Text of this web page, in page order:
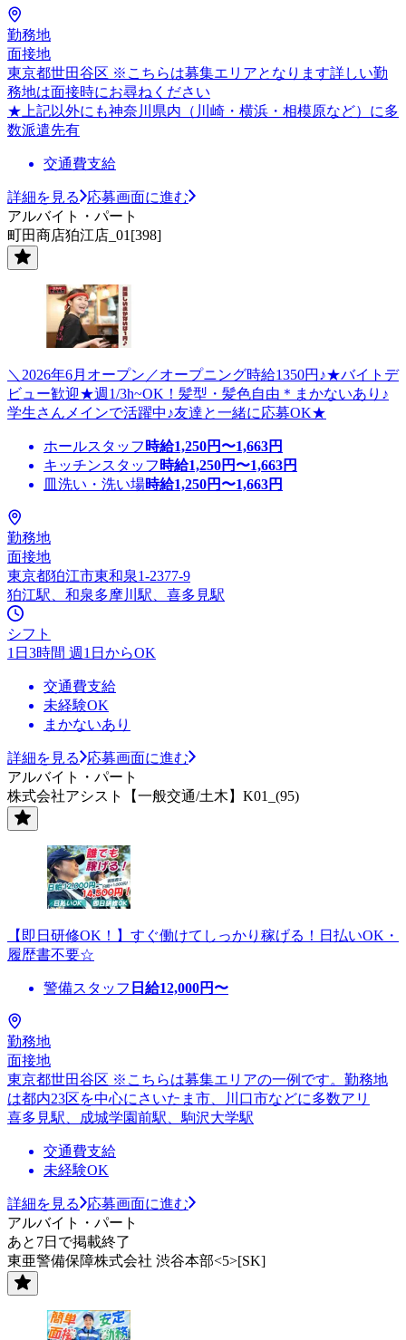
勤務地
面接地
東京都世田谷区 ※こちらは募集エリアとなります詳しい勤
務地は面接時にお尋ねください
★上記以外にも神奈川県内（川崎・横浜・相模原など）に多
数派遣先有
交通費支給
詳細を見る
応募画面に進む
アルバイト・パート
町田商店狛江店_01[398]
＼2026年6月オープン／オープニング時給1350円♪★バイトデ
ビュー歓迎★週1/3h~OK！髪型・髪色自由＊まかないあり♪
学生さんメインで活躍中♪友達と一緒に応募OK★
ホールスタッフ 時給1,250円〜1,663円
キッチンスタッフ 時給1,250円〜1,663円
皿洗い・洗い場時給1,250円〜1,663円
勤務地
面接地
東京都狛江市東和泉1-2377-9
狛江駅、和泉多摩川駅、喜多見駅
シフト
1日3時間 週1日からOK
交通費支給
未経験OK
まかないあり
詳細を見る
応募画面に進む
アルバイト・パート
株式会社アシスト【一般交通/土木】K01_(95)
【即日研修OK！】すぐ働けてしっかり稼げる！日払いOK・
履歴書不要☆
警備スタッフ 日給12,000円〜
勤務地
面接地
東京都世田谷区 ※こちらは募集エリアの一例です。勤務地
は都内23区を中心にさいたま市、川口市などに多数アリ
喜多見駅、成城学園前駅、駒沢大学駅
交通費支給
未経験OK
詳細を見る
応募画面に進む
アルバイト・パート
あと7日で掲載終了
東亜警備保障株式会社 渋谷本部<5>[SK]